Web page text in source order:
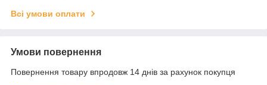
Всі умови оплати
Умови повернення
Повернення товару впродовж 14 днів за рахунок покупця